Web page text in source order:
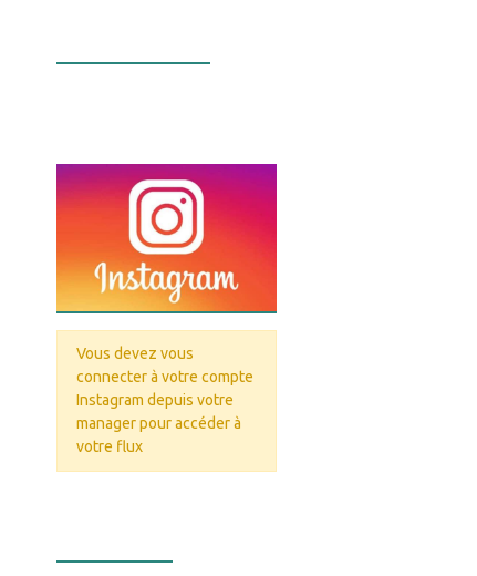
Vous devez vous
connecter à votre compte
Instagram depuis votre
manager pour accéder à
votre flux